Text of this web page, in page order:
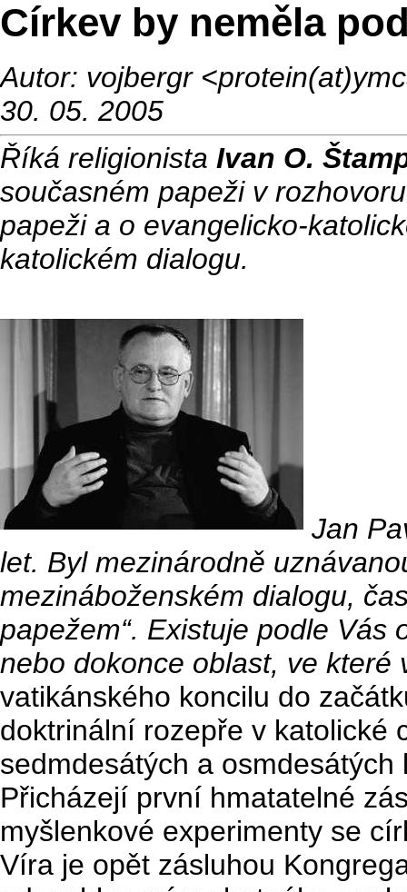
Církev by neměla
Autor: vojbergr
30. 05. 2005
Říká religionista Ivan O.
současném papeži v
papeži a o evangelicko-
katolickém dialogu.
Jan
let. Byl mezinárodně
mezináboženském dialogu,
papežem“. Existuje podle
nebo dokonce oblast, ve které
vatikánského koncilu do
doktrinální rozepře v katolické
sedmdesátých a
Přicházejí první hmatatelné
myšlenkové experimenty se
Víra je opět zásluhou